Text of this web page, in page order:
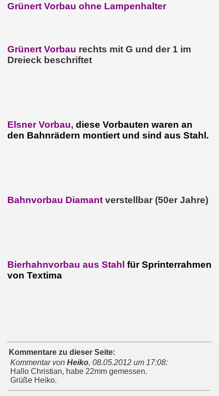
Grünert Vorbau ohne Lampenhalter
Grünert Vorbau rechts mit G und der 1 im
Dreieck beschriftet
Elsner Vorbau, diese Vorbauten waren an
den Bahnrädern montiert und sind aus Stahl.
Bahnvorbau Diamant verstellbar (50er Jahre)
Bierhahnvorbau aus Stahl für Sprinterrahmen
von Textima
Kommentare zu dieser Seite:
Kommentar von Heiko, 08.05.2012 um 17:08:
Hallo Christian, habe 22mm gemessen.
Grüße Heiko.